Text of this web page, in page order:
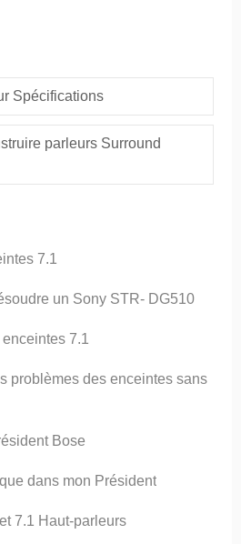
Spécifications
parleurs Surround
7.1
un Sony STR- DG510
7.1
problèmes des enceintes sans
Bose
dans mon Président
7.1 Haut-parleurs